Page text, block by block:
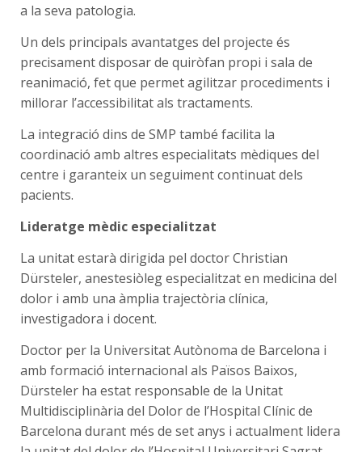
a la seva patologia.
Un dels principals avantatges del projecte és
precisament disposar de quiròfan propi i sala de
reanimació, fet que permet agilitzar procediments i
millorar l’accessibilitat als tractaments.
La integració dins de SMP també facilita la
coordinació amb altres especialitats mèdiques del
centre i garanteix un seguiment continuat dels
pacients.
Lideratge mèdic especialitzat
La unitat estarà dirigida pel doctor Christian
Dürsteler, anestesiòleg especialitzat en medicina del
dolor i amb una àmplia trajectòria clínica,
investigadora i docent.
Doctor per la Universitat Autònoma de Barcelona i
amb formació internacional als Països Baixos,
Dürsteler ha estat responsable de la Unitat
Multidisciplinària del Dolor de l’Hospital Clínic de
Barcelona durant més de set anys i actualment lidera